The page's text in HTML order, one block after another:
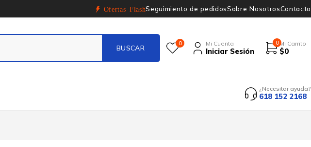
Ofertas FlashSeguimiento de pedidosSobre NosotrosContacto
0 Mi Cuenta
Iniciar Sesión
0 Mi Carrito
$0
¿Necesitar ayuda?
618 152 2168